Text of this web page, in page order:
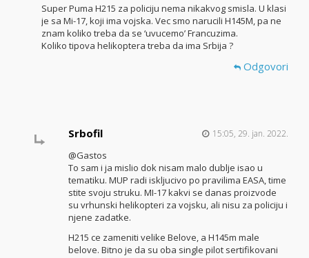
Super Puma H215 za policiju nema nikakvog smisla. U klasi
je sa Mi-17, koji ima vojska. Vec smo narucili H145M, pa ne
znam koliko treba da se ‘uvucemo’ Francuzima.
Koliko tipova helikoptera treba da ima Srbija ?
Odgovori
Srbofil 15:05, 29. jan. 2022.
@Gastos
To sam i ja mislio dok nisam malo dublje isao u
tematiku. MUP radi iskljucivo po pravilima EASA, time
stite svoju struku. MI-17 kakvi se danas proizvode
su vrhunski helikopteri za vojsku, ali nisu za policiju i
njene zadatke.
H215 ce zameniti velike Belove, a H145m male
belove. Bitno je da su oba single pilot sertifikovani